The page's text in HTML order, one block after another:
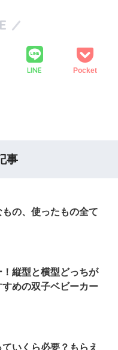
LINE Pocket
事
の、使ったもの全て
縦型と横型どっちが
めの双子ベビーカー
いくら必要？もらえ